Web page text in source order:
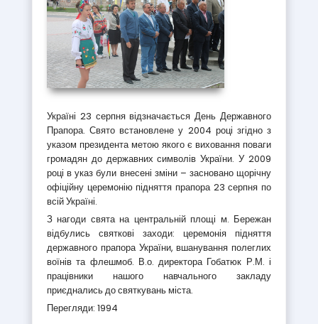
Україні 23 серпня відзначається День Державного
Прапора. Свято встановлене у 2004 році згідно з
указом президента метою якого є виховання поваги
громадян до державних символів України. У 2009
році в указ були внесені зміни – засновано щорічну
офіційну церемонію підняття прапора 23 серпня по
всій Україні.
З нагоди свята на центральній площі м. Бережан
відбулись святкові заходи: церемонія підняття
державного прапора України, вшанування полеглих
воїнів та флешмоб. В.о. директора Гобатюк Р.М. і
працівники нашого навчального закладу
приєднались до святкувань міста.
Перегляди: 1994